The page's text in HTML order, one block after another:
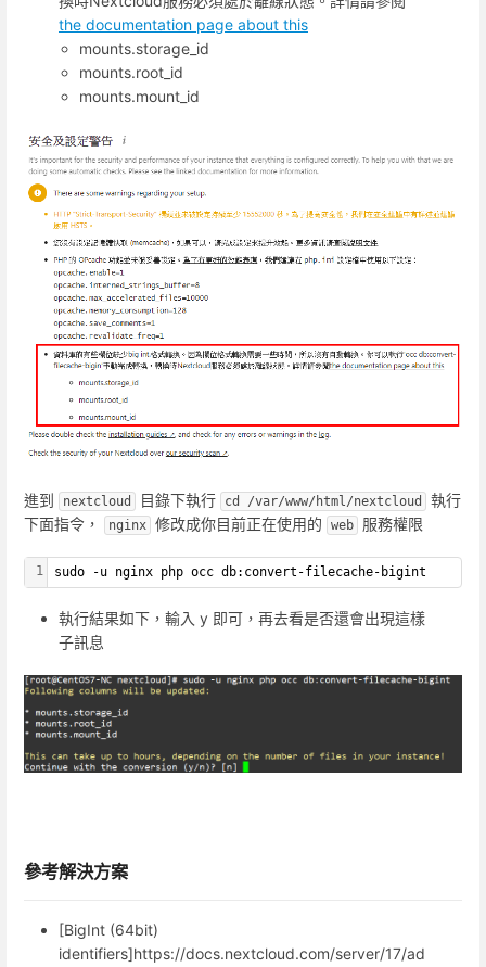
the documentation page about this
mounts.storage_id
mounts.root_id
mounts.mount_id
進到 nextcloud 目錄下執行 cd /var/www/html/nextcloud
執行
下面指令，
nginx 修改成你目前正在使用的 web 服務權限
1 sudo -u nginx php occ db:convert-filecache-bigint
執行結果如下，輸入 y 即可，再去看是否還會出現這樣
子訊息
參考解決方案
[BigInt (64bit)
identifiers]https://docs.nextcloud.com/server/17/ad